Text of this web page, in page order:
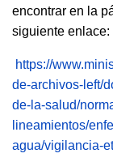
encontrar en la
siguiente enlace:
https://
de-archivos-left/
de-la-salud/
lineamientos/
agua/vigilancia-